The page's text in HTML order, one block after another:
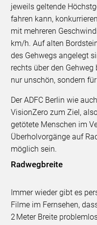
jeweils geltende
fahren kann,
mit mehreren
km/h. Auf alten
des Gehwegs angelegt
rechts über den
nur unschön, sondern
Der ADFC Berlin wie
VisionZero zum Ziel,
getötete Menschen im
Überholvorgänge auf
möglich sein.
Radwegbreite
Immer wieder gibt es
Filme im Fernsehen,
2 Meter Breite